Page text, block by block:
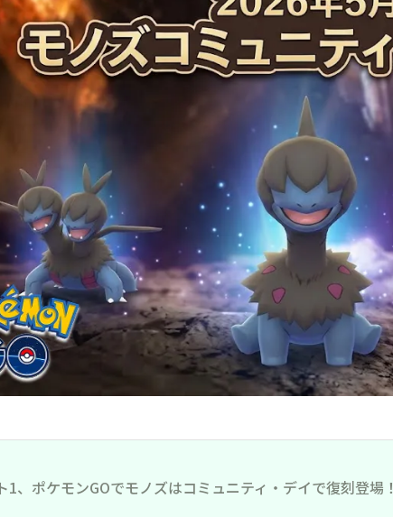
1、ポケモンGOでモノズはコミュニティ・デイで復刻登場！